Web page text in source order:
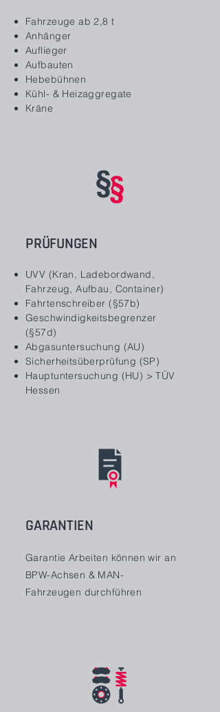
Fahrzeuge ab 2,8 t
Anhänger
Auflieger
Aufbauten
Hebebühnen
Kühl- & Heizaggregate
Kräne
PRÜFUNGEN
UVV (Kran, Ladebordwand,
Fahrzeug, Aufbau, Container)
Fahrtenschreiber (§57b)
Geschwindigkeitsbegrenzer
(§57d)
Abgasuntersuchung (AU)
Sicherheitsüberprüfung (SP)
Hauptuntersuchung (HU) > TÜV
Hessen
GARANTIEN
Garantie Arbeiten können wir an
BPW-Achsen & MAN-
Fahrzeugen durchführen